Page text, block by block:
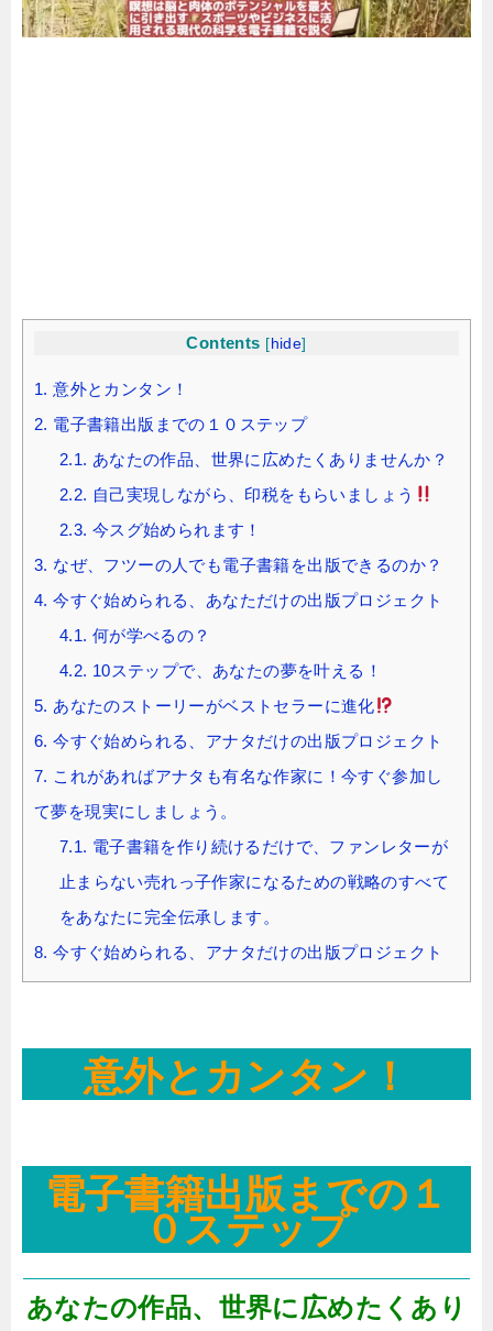
Contents [ hide]
1. 意外とカンタン！
2. 電子書籍出版までの１０ステップ
2.1. あなたの作品、世界に広めたくありませんか？
2.2. 自己実現しながら、印税をもらいましょう
2.3. 今スグ始められます！
3. なぜ、フツーの人でも電子書籍を出版できるのか？
4. 今すぐ始められる、あなただけの出版プロジェクト
4.1. 何が学べるの？
4.2. 10ステップで、あなたの夢を叶える！
5. あなたのストーリーがベストセラーに進化
6. 今すぐ始められる、アナタだけの出版プロジェクト
7. これがあればアナタも有名な作家に！今すぐ参加し
て夢を現実にしましょう。
7.1. 電子書籍を作り続けるだけで、ファンレターが
止まらない売れっ子作家になるための戦略のすべて
をあなたに完全伝承します。
8. 今すぐ始められる、アナタだけの出版プロジェクト
意外とカンタン！
電子書籍出版までの１
０ステップ
あなたの作品、世界に広めたくあり